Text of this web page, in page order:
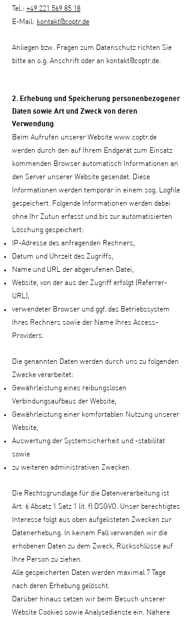
Tel.: +49 221 569 85 18
E-Mail: kontakt@coptr.de
Anliegen bzw. Fragen zum Datenschutz richten Sie
bitte an o.g. Anschrift oder an kontakt@coptr.de.
2. Erhebung und Speicherung personenbezogener
Daten sowie Art und Zweck von deren
Verwendung
Beim Aufrufen unserer Website www.coptr.de
werden durch den auf Ihrem Endgerät zum Einsatz
kommenden Browser automatisch Informationen an
den Server unserer Website gesendet. Diese
Informationen werden temporär in einem sog. Logfile
gespeichert. Folgende Informationen werden dabei
ohne Ihr Zutun erfasst und bis zur automatisierten
Löschung gespeichert:
IP-Adresse des anfragenden Rechners,
Datum und Uhrzeit des Zugriffs,
Name und URL der abgerufenen Datei,
Website, von der aus der Zugriff erfolgt (Referrer-
URL),
verwendeter Browser und ggf. das Betriebssystem
Ihres Rechners sowie der Name Ihres Access-
Providers.
Die genannten Daten werden durch uns zu folgenden
Zwecke verarbeitet:
Gewährleistung eines reibungslosen
Verbindungsaufbaus der Website,
Gewährleistung einer komfortablen Nutzung unserer
Website,
Auswertung der Systemsicherheit und -stabilität
sowie
zu weiteren administrativen Zwecken.
Die Rechtsgrundlage für die Datenverarbeitung ist
Art. 6 Absatz 1 Satz 1 lit. f) DSGVO. Unser berechtigtes
Interesse folgt aus oben aufgelisteten Zwecken zur
Datenerhebung. In keinem Fall verwenden wir die
erhobenen Daten zu dem Zweck, Rückschlüsse auf
Ihre Person zu ziehen.
Alle gespeicherten Daten werden maximal 7 Tage
nach deren Erhebung gelöscht.
Darüber hinaus setzen wir beim Besuch unserer
Website Cookies sowie Analysedienste ein. Nähere